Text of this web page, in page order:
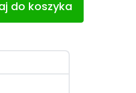
do koszyka